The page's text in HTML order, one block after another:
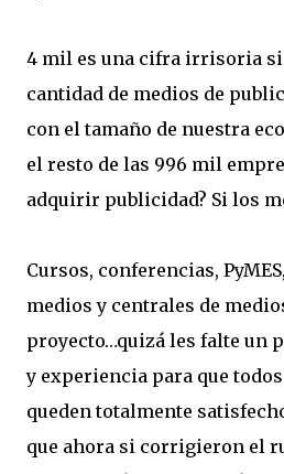
4 mil es una cifra irrisoria si
cantidad de medios de
con el tamaño de nuestra
el resto de las 996 mil
adquirir publicidad? Si los
Cursos, conferencias,
medios y centrales de
proyecto…quizá les falte un
y experiencia para que
queden totalmente
que ahora si corrigieron el